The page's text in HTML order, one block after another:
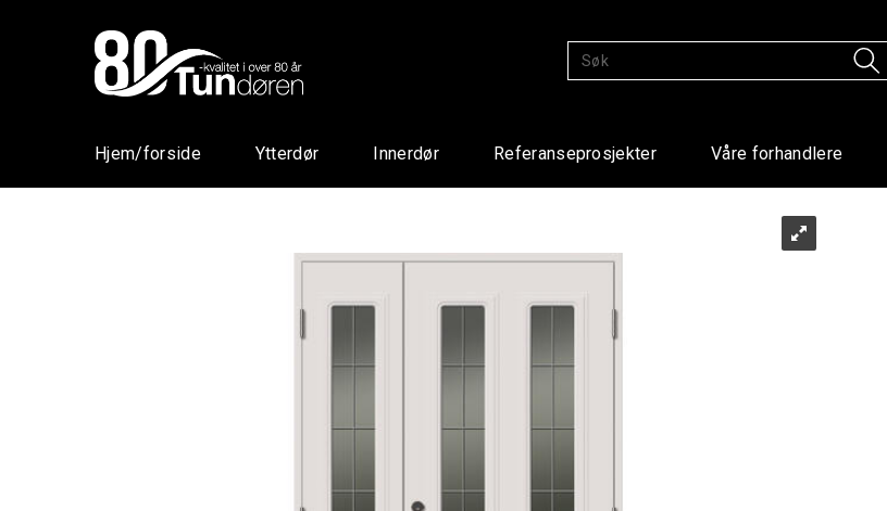
Hjem/forside Ytterdør Innerdør Referanseprosjekter Våre forhandlere